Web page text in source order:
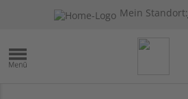
Mein Standort: